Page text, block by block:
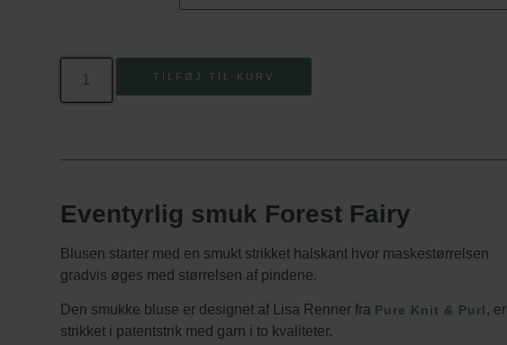
TILFØJ TIL KURV
Eventyrlig smuk Forest Fairy
Blusen starter med en smukt strikket halskant hvor maskestørrelsen
gradvis øges med størrelsen af pindene.
Den smukke bluse er designet af Lisa Renner fra Pure Knit & Purl, er
strikket i patentstrik med garn i to kvaliteter.